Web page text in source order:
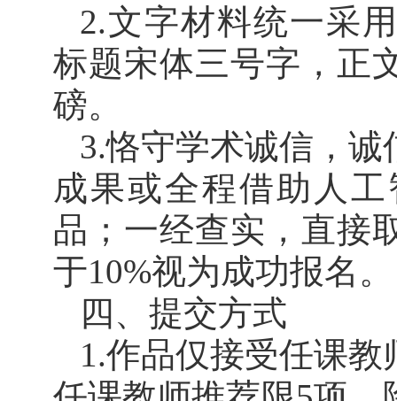
2.文字材料统一采
标题宋体三号字，正
磅。
3.恪守学术诚信，
成果或全程借助人
品；一经查实，直接
于10%视为成功报名。
四、提交方式
1.作品仅接受任课